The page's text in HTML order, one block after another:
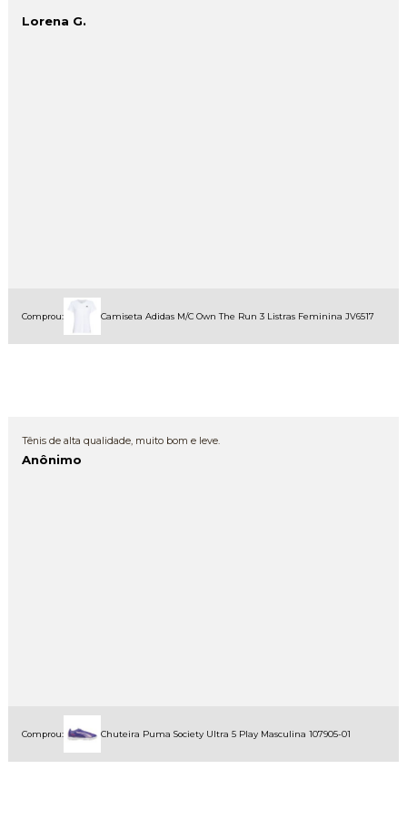
Lorena G.
Comprou: Camiseta Adidas M/C Own The Run 3 Listras Feminina JV6517
Tênis de alta qualidade, muito bom e leve.
Anônimo
Comprou: Chuteira Puma Society Ultra 5 Play Masculina 107905-01